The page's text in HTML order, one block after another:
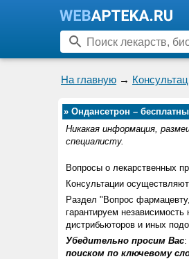
На главную →
» Ондансетрон –
Никакая информация,
специалисту.
Вопросы о лекарственных
Консультации осуществляют
Раздел "Вопрос
гарантируем
дистрибьюторов и иных
Убедительно просим Вас:
поиском по ключевому